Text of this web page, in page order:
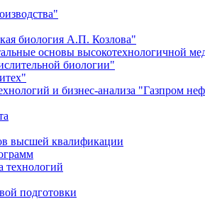
биология А.П. Козлова"
основы высокотехнологичной
биологии"
и бизнес-анализа "Газпром
высшей квалификации
технологий
подготовки